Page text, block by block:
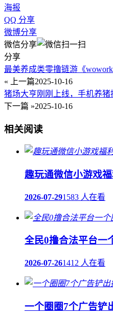
海报
QQ 分享
微博分享
微信分享
分享
最美养成类零撸链游《
« 上一篇2025-10-16
猪场大亨刚刚上线，手机养
下一篇 »2025-10-16
相关阅读
趣玩通微信小游戏
2026-07-291583 人在看
全民0撸合法平台一
2026-07-261412 人在看
一个圈圈7个广告铲